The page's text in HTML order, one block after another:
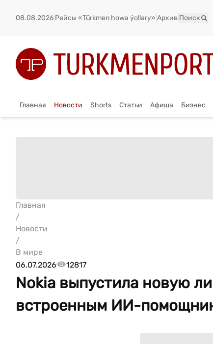
08.08.2026 Рейсы «Türkmen howa ýollary» Архив Поиск
Главная Новости Shorts Статьи Афиша Бизнес
Главная
/
Новости
/
В мире
06.07.2026
12817
Nokia выпустила новую
встроенным ИИ-